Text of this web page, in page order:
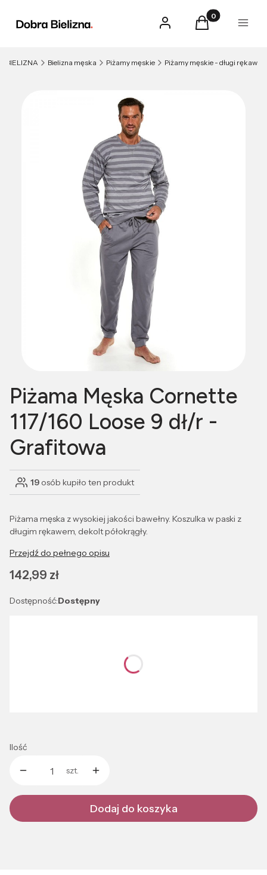
Zaloguj sięProdukty w
Koszyk Menu
BIELIZNA Bielizna męska Piżamy męskie Piżamy męskie - długi rękaw
Piżama Męska Cornette
117/160 Loose 9 dł/r -
Grafitowa
19 osób kupiło ten produkt
Piżama męska z wysokiej jakości bawełny. Koszulka w paski z
długim rękawem, dekolt półokrągły.
Przejdź do pełnego opisu
Cena
142,99 zł
Dostępność:Dostępny
Ilość
szt.
Dodaj do koszyka